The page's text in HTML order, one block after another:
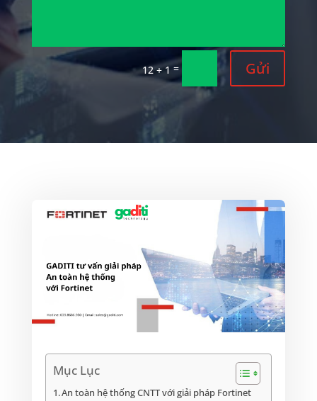
12 + 1= Gửi
Mục Lục
An toàn hệ thống CNTT với giải pháp Fortinet